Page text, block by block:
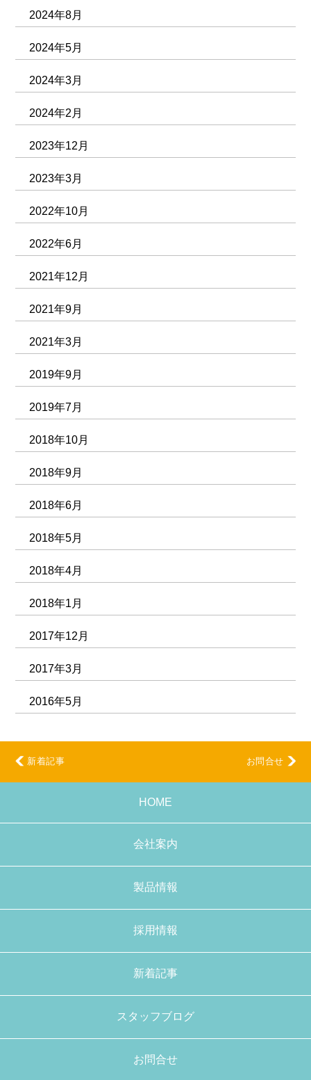
2024年8月
2024年5月
2024年3月
2024年2月
2023年12月
2023年3月
2022年10月
2022年6月
2021年12月
2021年9月
2021年3月
2019年9月
2019年7月
2018年10月
2018年9月
2018年6月
2018年5月
2018年4月
2018年1月
2017年12月
2017年3月
2016年5月
新着記事 お問合せ
HOME
会社案内
製品情報
採用情報
新着記事
スタッフブログ
お問合せ